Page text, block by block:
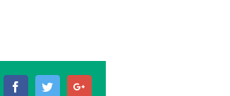
FacebookTwitter